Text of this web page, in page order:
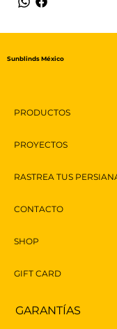
PRODUCTOS
PROYECTOS
RASTREA TUS
CONTACTO
SHOP
GIFT CARD
Sunblinds México
GARANTÍAS